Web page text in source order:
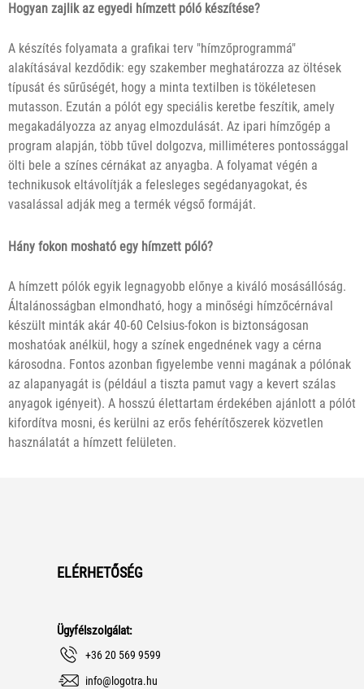
Hogyan zajlik az egyedi hímzett póló készítése?
A készítés folyamata a grafikai terv "hímzőprogrammá"
alakításával kezdődik: egy szakember meghatározza az öltések
típusát és sűrűségét, hogy a minta textilben is tökéletesen
mutasson. Ezután a pólót egy speciális keretbe feszítik, amely
megakadályozza az anyag elmozdulását. Az ipari hímzőgép a
program alapján, több tűvel dolgozva, milliméteres pontossággal
ölti bele a színes cérnákat az anyagba. A folyamat végén a
technikusok eltávolítják a felesleges segédanyagokat, és
vasalással adják meg a termék végső formáját.
Hány fokon mosható egy hímzett póló?
A hímzett pólók egyik legnagyobb előnye a kiváló mosásállóság.
Általánosságban elmondható, hogy a minőségi hímzőcérnával
készült minták akár 40-60 Celsius-fokon is biztonságosan
moshatóak anélkül, hogy a színek engednének vagy a cérna
károsodna. Fontos azonban figyelembe venni magának a pólónak
az alapanyagát is (például a tiszta pamut vagy a kevert szálas
anyagok igényeit). A hosszú élettartam érdekében ajánlott a pólót
kifordítva mosni, és kerülni az erős fehérítőszerek közvetlen
használatát a hímzett felületen.
ELÉRHETŐSÉG
Ügyfélszolgálat:
+36 20 569 9599
info@logotra.hu